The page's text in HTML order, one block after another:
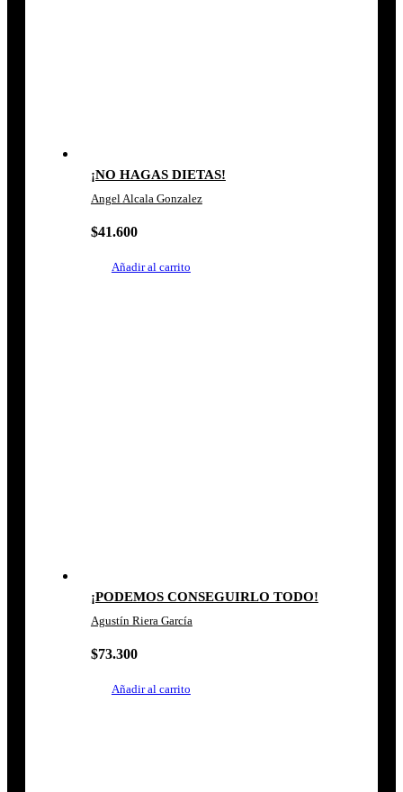
¡NO HAGAS DIETAS!
Angel Alcala Gonzalez
$41.600
Añadir al carrito
¡PODEMOS CONSEGUIRLO TODO!
Agustín Riera García
$73.300
Añadir al carrito